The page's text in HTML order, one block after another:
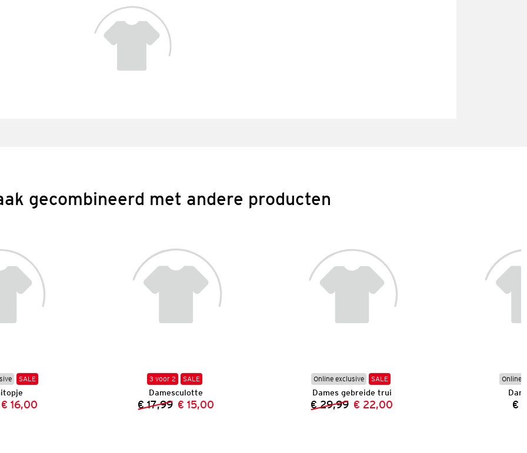
gecombineerd met andere producten
SALE
Vorige prijs:
Nieuwe prijs:
€ 16,00
3 voor 2 SALE
Damesculotte
Vorige prijs:
€ 17,99 Nieuwe prijs:
€ 15,00
Online exclusive SALE
Dames gebreide trui
Vorige prijs:
€ 29,99 Nieuwe prijs:
€ 22,00
Online
€